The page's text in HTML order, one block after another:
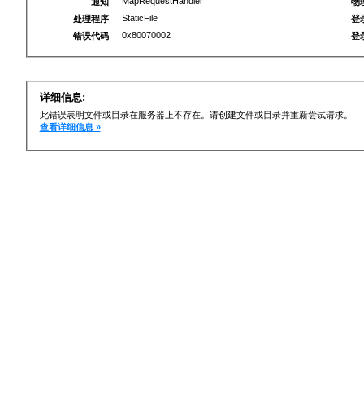
处理程序
StaticFile
错误代码
0x80070002
登
登
详细信息:
此错误表明文件或目录在服务器上不存在。请创建文件或目录并重新尝试请求。
查看详细信息 »